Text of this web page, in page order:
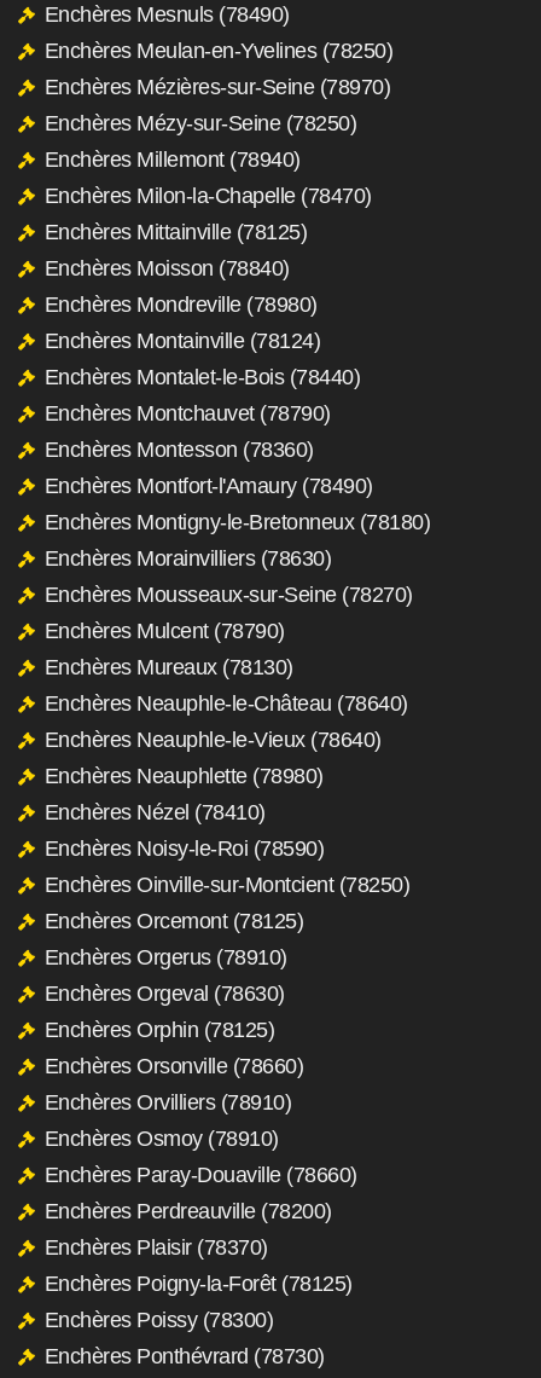
Enchères Mesnuls (78490)
Enchères Meulan-en-Yvelines (78250)
Enchères Mézières-sur-Seine (78970)
Enchères Mézy-sur-Seine (78250)
Enchères Millemont (78940)
Enchères Milon-la-Chapelle (78470)
Enchères Mittainville (78125)
Enchères Moisson (78840)
Enchères Mondreville (78980)
Enchères Montainville (78124)
Enchères Montalet-le-Bois (78440)
Enchères Montchauvet (78790)
Enchères Montesson (78360)
Enchères Montfort-l'Amaury (78490)
Enchères Montigny-le-Bretonneux (78180)
Enchères Morainvilliers (78630)
Enchères Mousseaux-sur-Seine (78270)
Enchères Mulcent (78790)
Enchères Mureaux (78130)
Enchères Neauphle-le-Château (78640)
Enchères Neauphle-le-Vieux (78640)
Enchères Neauphlette (78980)
Enchères Nézel (78410)
Enchères Noisy-le-Roi (78590)
Enchères Oinville-sur-Montcient (78250)
Enchères Orcemont (78125)
Enchères Orgerus (78910)
Enchères Orgeval (78630)
Enchères Orphin (78125)
Enchères Orsonville (78660)
Enchères Orvilliers (78910)
Enchères Osmoy (78910)
Enchères Paray-Douaville (78660)
Enchères Perdreauville (78200)
Enchères Plaisir (78370)
Enchères Poigny-la-Forêt (78125)
Enchères Poissy (78300)
Enchères Ponthévrard (78730)